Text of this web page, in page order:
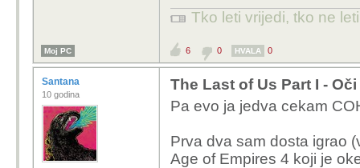
Tko leti vrijedi, tko ne
Moj PC 6 0 HVALA 0
Santana
10 godina
The Last of Us Part I -
Pa evo ja jedva cekam
Prva dva sam dosta igrao
Age of Empires 4 koji je